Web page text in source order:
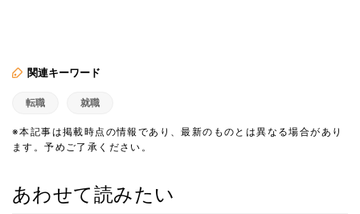
関連キーワード
転職 就職
※本記事は掲載時点の情報であり、最新のものとは異なる場合があり
ます。予めご了承ください。
あわせて読みたい